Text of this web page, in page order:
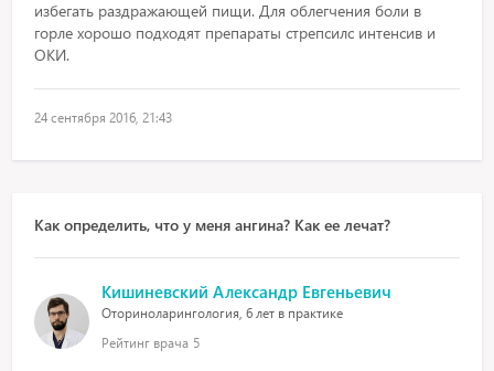
избегать раздражающей пищи. Для облегчения боли в
горле хорошо подходят препараты стрепсилс интенсив и
ОКИ.
24 сентября 2016, 21:43
Как определить, что у меня ангина? Как ее лечат?
Кишиневский Александр Евгеньевич
Оториноларингология, 6 лет в практике
Рейтинг врача 5